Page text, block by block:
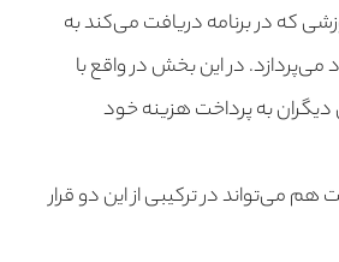
که در برنامه دریافت می‌کند به
در این بخش در واقع با
به پرداخت هزینه خود
هم می‌تواند در ترکیبی از این دو قرار